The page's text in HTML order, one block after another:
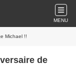
MENU
Michael !!
de